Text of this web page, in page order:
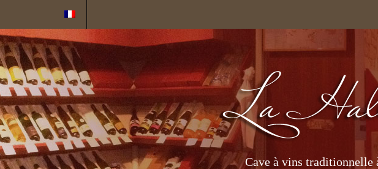
Cave à vins traditionnelle
Cookies management panel